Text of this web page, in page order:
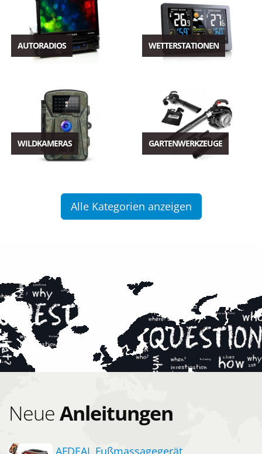
AUTORADIOS WETTERSTATIONEN
WILDKAMERAS GARTENWERKZEUGE
Alle Kategorien anzeigen
NeueAnleitungen
AFDEAL Fußmassagegerät